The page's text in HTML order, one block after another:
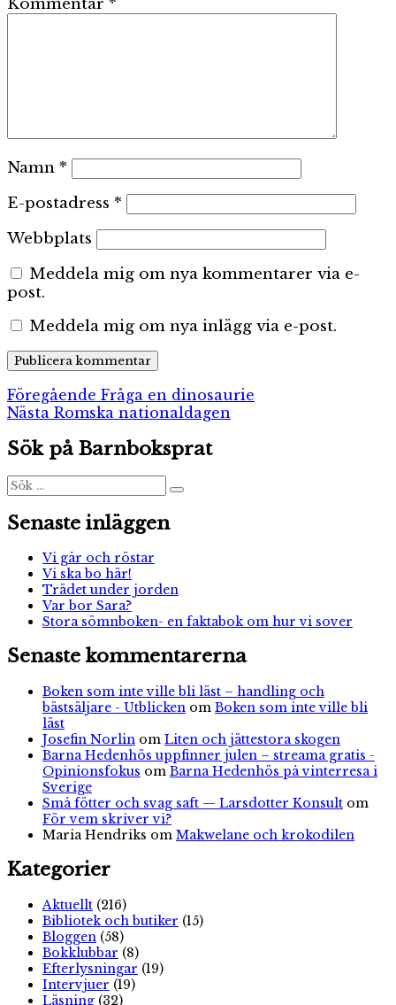
Kommentar *
Namn *
E-postadress *
Webbplats
Meddela mig om nya kommentarer via e-
post.
Meddela mig om nya inlägg via e-post.
Inläggsnavigering
Föregående Föregående
inlägg:
Fråga en dinosaurie
Nästa Nästa
Romska nationaldagen
Sök på Barnboksprat
Sök
efter:
Sök
Senaste inläggen
Vi går och röstar
Vi ska bo här!
Trädet under jorden
Var bor Sara?
Stora sömnboken- en faktabok om hur vi sover
Senaste kommentarerna
Boken som inte ville bli läst – handling och
bästsäljare - Utblicken om Boken som inte ville bli
läst
Josefin Norlin om Liten och jättestora skogen
Barna Hedenhös uppfinner julen – streama gratis -
Opinionsfokus om Barna Hedenhös på vinterresa i
Sverige
Små fötter och svag saft — Larsdotter Konsult om
För vem skriver vi?
Maria Hendriks om Makwelane och krokodilen
Kategorier
Aktuellt (216)
Bibliotek och butiker (15)
Bloggen (58)
Bokklubbar (8)
Efterlysningar (19)
Intervjuer (19)
Läsning (32)